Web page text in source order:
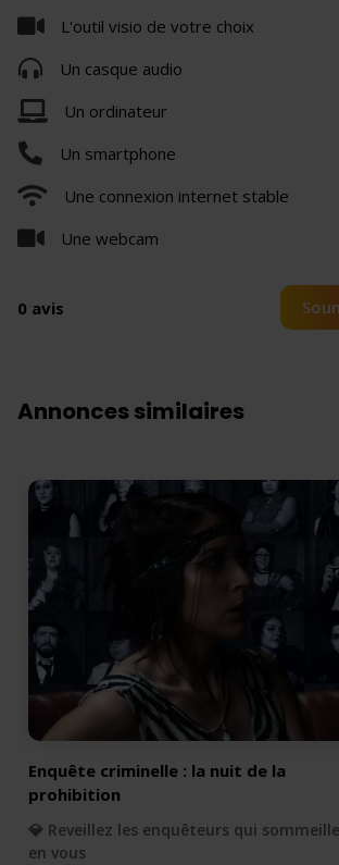
L'outil visio de votre choix
Un casque audio
Un ordinateur
Un smartphone
Une connexion internet stable
Une webcam
0 avis
Annonces similaires
Enquête criminelle : la nuit de la
prohibition
💎 Reveillez les enquêteurs qui
en vous